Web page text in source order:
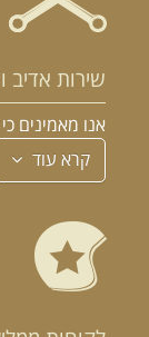
שירות אדיב
אנו מאמינים
קרא עוד